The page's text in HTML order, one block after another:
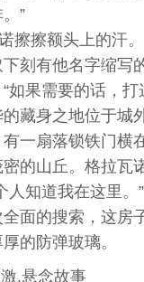
”
擦额头上的汗。
有他名字缩写
如果需要的话，打
身之地位于城
一扇落锁铁门横
的山丘。格拉瓦
人知道我在这里。
的搜索，这房
的防弹玻璃。
,悬念故事